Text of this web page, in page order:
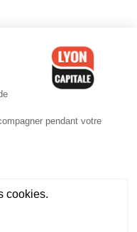
-CGV-Politique de